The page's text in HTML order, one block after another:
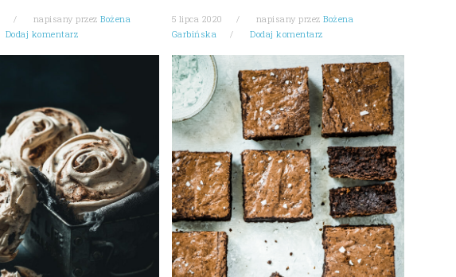
napisany przez Bożena
Dodaj komentarz
5 lipca 2020 napisany przezBożena
Garbińska
Dodaj komentarz